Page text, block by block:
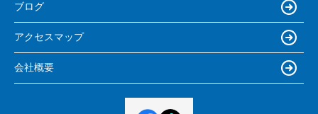
ブログ
アクセスマップ
会社概要